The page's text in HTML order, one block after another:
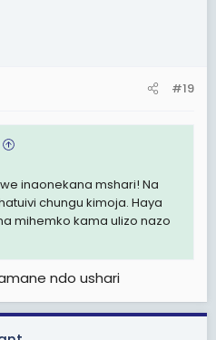
#19
inaonekana mshari! Na
chungu kimoja. Haya
mihemko kama ulizo nazo
ndo ushari